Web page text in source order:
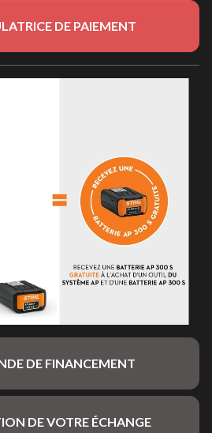
DE PAIEMENT
DE FINANCEMENT
DE VOTRE ÉCHANGE